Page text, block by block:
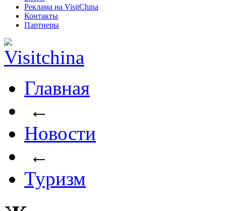
Реклама на VisitChina
Контакты
Партнеры
Главная
←
Новости
←
Туризм